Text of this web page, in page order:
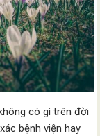
có gì trên đời
bệnh viện hay